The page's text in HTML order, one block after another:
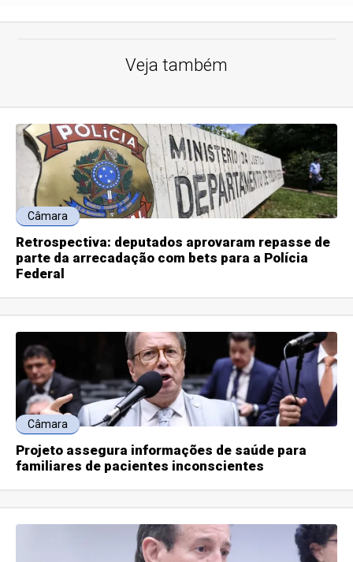
Veja também
Câmara
Retrospectiva: deputados aprovaram repasse de
parte da arrecadação com bets para a Polícia
Federal
Câmara
Projeto assegura informações de saúde para
familiares de pacientes inconscientes